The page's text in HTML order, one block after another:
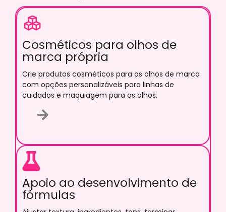
Cosméticos para olhos de
marca própria
Crie produtos cosméticos para os olhos de marca
com opções personalizáveis ​​para linhas de
cuidados e maquiagem para os olhos.
Apoio ao desenvolvimento de
fórmulas